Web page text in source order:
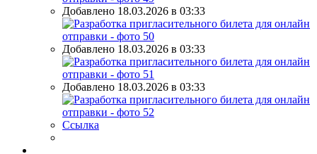
Добавлено 18.03.2026 в 03:33
Добавлено 18.03.2026 в 03:33
Добавлено 18.03.2026 в 03:33
Ссылка